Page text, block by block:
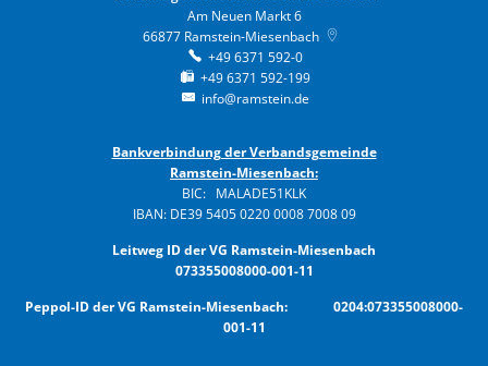
Am Neuen Markt 6
66877 Ramstein-Miesenbach
+49 6371 592-0
+49 6371 592-199
info@ramstein.de
Bankverbindung der Verbandsgemeinde
Ramstein-Miesenbach:
BIC: MALADE51KLK
IBAN: DE39 5405 0220 0008 7008 09
Leitweg ID der VG Ramstein-Miesenbach
073355008000-001-11
Peppol-ID der VG Ramstein-Miesenbach: 0204:073355008000-
001-11